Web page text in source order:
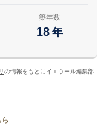
築年数
18 年
の情報をもとにイエウール編集部